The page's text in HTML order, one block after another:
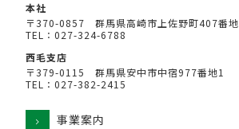
本社
〒370-0857 群馬県高崎市上佐野町407番地
TEL：027-324-6788
西毛支店
〒379-0115 群馬県安中市中宿977番地1
TEL：027-382-2415
事業案内